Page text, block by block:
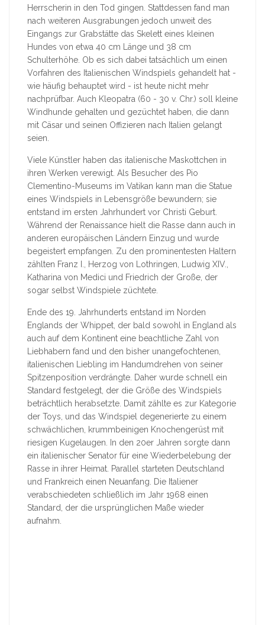
Herrscherin in den Tod gingen. Stattdessen fand man
nach weiteren Ausgrabungen jedoch unweit des
Eingangs zur Grabstätte das Skelett eines kleinen
Hundes von etwa 40 cm Länge und 38 cm
Schulterhöhe. Ob es sich dabei tatsächlich um einen
Vorfahren des Italienischen Windspiels gehandelt hat -
wie häufig behauptet wird - ist heute nicht mehr
nachprüfbar. Auch Kleopatra (60 - 30 v. Chr.) soll kleine
Windhunde gehalten und gezüchtet haben, die dann
mit Cäsar und seinen Offizieren nach Italien gelangt
seien.
Viele Künstler haben das italienische Maskottchen in
ihren Werken verewigt. Als Besucher des Pio
Clementino-Museums im Vatikan kann man die Statue
eines Windspiels in Lebensgröße bewundern; sie
entstand im ersten Jahrhundert vor Christi Geburt.
Während der Renaissance hielt die Rasse dann auch in
anderen europäischen Ländern Einzug und wurde
begeistert empfangen. Zu den prominentesten Haltern
zählten Franz I., Herzog von Lothringen, Ludwig XIV.,
Katharina von Medici und Friedrich der Große, der
sogar selbst Windspiele züchtete.
Ende des 19. Jahrhunderts entstand im Norden
Englands der Whippet, der bald sowohl in England als
auch auf dem Kontinent eine beachtliche Zahl von
Liebhabern fand und den bisher unangefochtenen,
italienischen Liebling im Handumdrehen von seiner
Spitzenposition verdrängte. Daher wurde schnell ein
Standard festgelegt, der die Größe des Windspiels
beträchtlich herabsetzte. Damit zählte es zur Kategorie
der Toys, und das Windspiel degenerierte zu einem
schwächlichen, krummbeinigen Knochengerüst mit
riesigen Kugelaugen. In den 20er Jahren sorgte dann
ein italienischer Senator für eine Wiederbelebung der
Rasse in ihrer Heimat. Parallel starteten Deutschland
und Frankreich einen Neuanfang. Die Italiener
verabschiedeten schließlich im Jahr 1968 einen
Standard, der die ursprünglichen Maße wieder
aufnahm.